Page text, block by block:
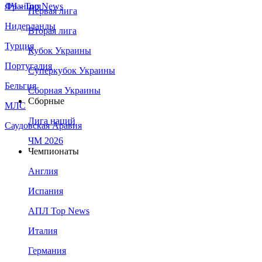
Франция
Нидерланды
Турция
Португалия
Бельгия
МЛС
Саудовская Аравия
ЛЧ - Top News
Первая лига
Вторая лига
Кубок Украины
Суперкубок Украины
Сборная Украины
Сборные
Лига наций
ЧМ 2026
Чемпионаты
Англия
Испания
АПЛ Top News
Италия
Германия